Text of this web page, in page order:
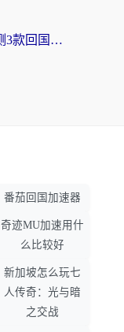
穿梭和快喵好用吗？海外党亲测3款回国加速器，附日本回国VPN避坑指南
番茄回国加速器
奇迹MU加速用什
么比较好
新加坡怎么玩七
人传奇：光与暗
之交战